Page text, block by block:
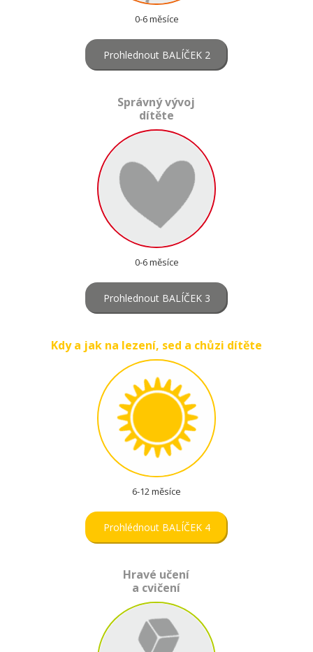
0-6 měsíce
Prohlednout BALÍČEK 2
Správný vývoj
dítěte
0-6 měsíce
Prohlednout BALÍČEK 3
Kdy a jak na lezení, sed a chůzi dítěte
6-12 měsíce
Prohlédnout BALÍČEK 4
Hravé učení
a cvičení